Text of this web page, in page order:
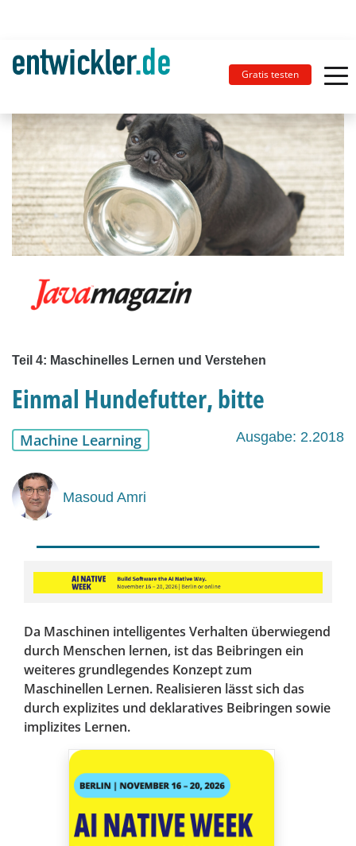
Gratis testen
Teil 4: Maschinelles Lernen und Verstehen
Einmal Hundefutter, bitte
Machine Learning Ausgabe: 2.2018
Masoud Amri
Da Maschinen intelligentes Verhalten überwiegend
durch Menschen lernen, ist das Beibringen ein
weiteres grundlegendes Konzept zum
Maschinellen Lernen. Realisieren lässt sich das
durch explizites und deklaratives Beibringen sowie
implizites Lernen.